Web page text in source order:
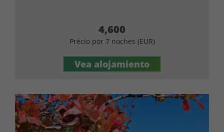
4,600
Précio por 7 noches (EUR)
Vea alojamiento